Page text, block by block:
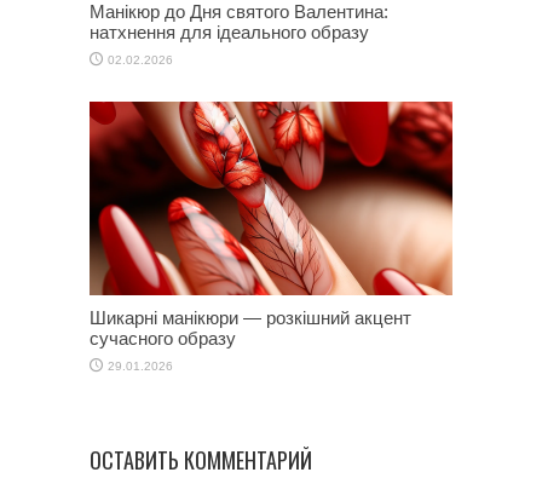
Манікюр до Дня святого Валентина:
натхнення для ідеального образу
02.02.2026
Шикарні манікюри — розкішний акцент
сучасного образу
29.01.2026
ОСТАВИТЬ КОММЕНТАРИЙ